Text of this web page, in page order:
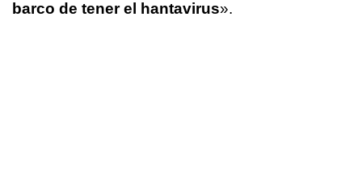
barco de tener el hantavirus».